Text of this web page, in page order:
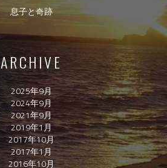
息子と奇跡
ARCHIVE
2025年9月
2024年9月
2021年9月
2019年1月
2017年10月
2017年1月
2016年10月